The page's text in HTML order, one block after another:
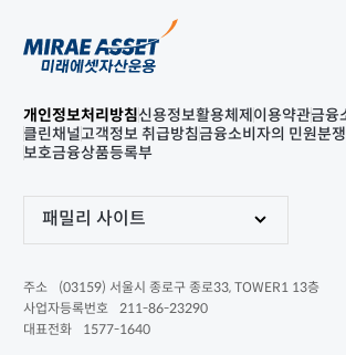
개인정보처리방침신용정보활용체제 이용약관금융
클린채널고객정보 취급방침금융소비자의 민원분
보호금융상품등록부
패밀리 사이트
주소
(03159) 서울시 종로구 종로33, TOWER1 13층
사업자등록번호
211-86-23290
대표전화
1577-1640